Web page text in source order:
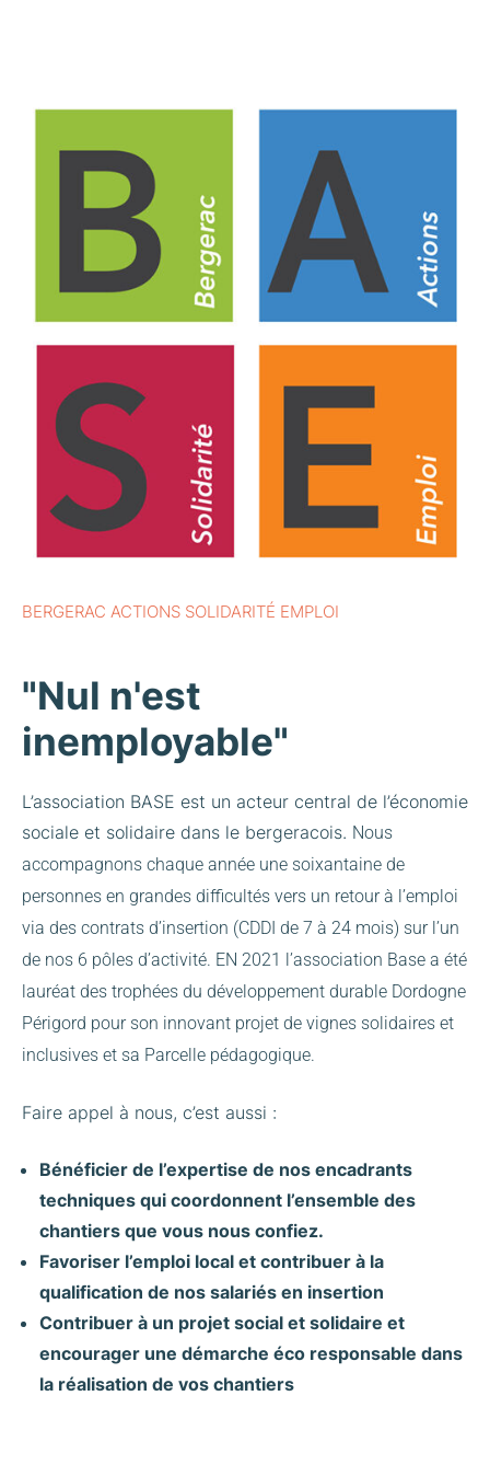
BERGERAC ACTIONS SOLIDARITÉ EMPLOI
"Nul n'est
inemployable"
L’association BASE est un acteur central de l’économie
sociale et solidaire dans le bergeracois. Nous
accompagnons chaque année une soixantaine de
personnes en grandes difficultés vers un retour à l’emploi
via des contrats d’insertion (CDDI de 7 à 24 mois) sur l’un
de nos 6 pôles d’activité. EN 2021 l’association Base a été
lauréat des trophées du développement durable Dordogne
Périgord pour son innovant projet de vignes solidaires et
inclusives et sa Parcelle pédagogique.
Faire appel à nous, c’est aussi :
Bénéficier de l’expertise de nos encadrants
techniques qui coordonnent l’ensemble des
chantiers que vous nous confiez.
Favoriser l’emploi local et contribuer à la
qualification de nos salariés en insertion
Contribuer à un projet social et solidaire et
encourager une démarche éco responsable dans
la réalisation de vos chantiers